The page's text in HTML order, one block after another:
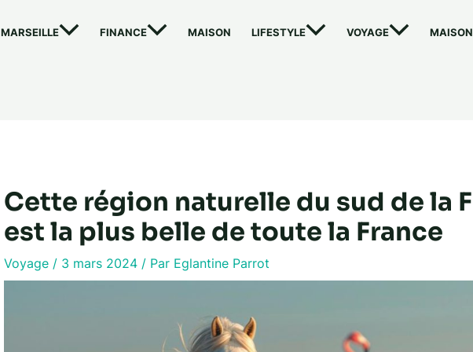
MARSEILLE FINANCE MAISON LIFESTYLE VOYAGE MAISON
Cette région naturelle du sud de la
est la plus belle de toute la France
Voyage/ 3 mars 2024 / Par Eglantine Parrot